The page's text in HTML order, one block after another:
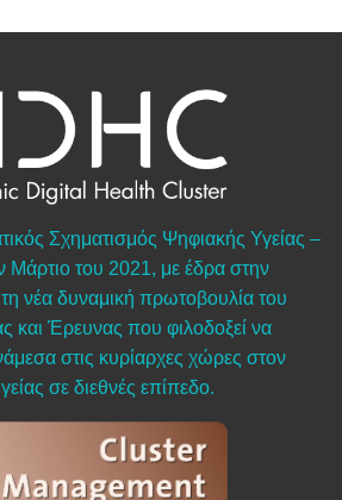
Σχηματισμός Ψηφιακής Υγείας –
Μάρτιο του 2021, με έδρα στην
νέα δυναμική πρωτοβουλία του
και Έρευνας που φιλοδοξεί να
στις κυρίαρχες χώρες στον
σε διεθνές επίπεδο.